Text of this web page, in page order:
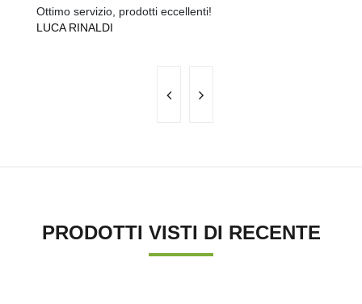
Ottimo servizio, prodotti eccellenti!
LUCA RINALDI
PRODOTTI VISTI DI RECENTE